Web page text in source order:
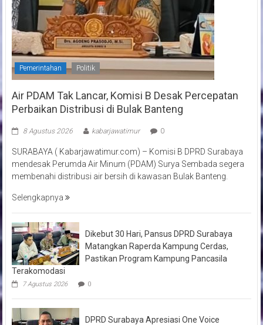
Pemerintahan Politik
Air PDAM Tak Lancar, Komisi B Desak Percepatan
Perbaikan Distribusi di Bulak Banteng
8 Agustus 2026 kabarjawatimur 0
SURABAYA ( Kabarjawatimur.com) – Komisi B DPRD Surabaya
mendesak Perumda Air Minum (PDAM) Surya Sembada segera
membenahi distribusi air bersih di kawasan Bulak Banteng.
Selengkapnya
Dikebut 30 Hari, Pansus DPRD Surabaya
Matangkan Raperda Kampung Cerdas,
Pastikan Program Kampung Pancasila
Terakomodasi
7 Agustus 2026 0
DPRD Surabaya Apresiasi One Voice